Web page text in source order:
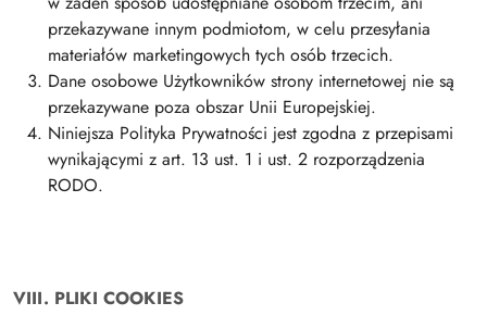
przekazywane innym podmiotom, w celu przesyłania
materiałów marketingowych tych osób trzecich.
Dane osobowe Użytkowników strony internetowej nie są
przekazywane poza obszar Unii Europejskiej.
Niniejsza Polityka Prywatności jest zgodna z przepisami
wynikającymi z art. 13 ust. 1 i ust. 2 rozporządzenia
RODO.
VIII. PLIKI COOKIES